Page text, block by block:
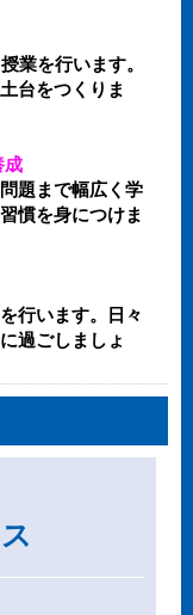
業を行います。
台をつくりま
成
題まで幅広く学
慣を身につけま
行います。日々
過ごしましょ